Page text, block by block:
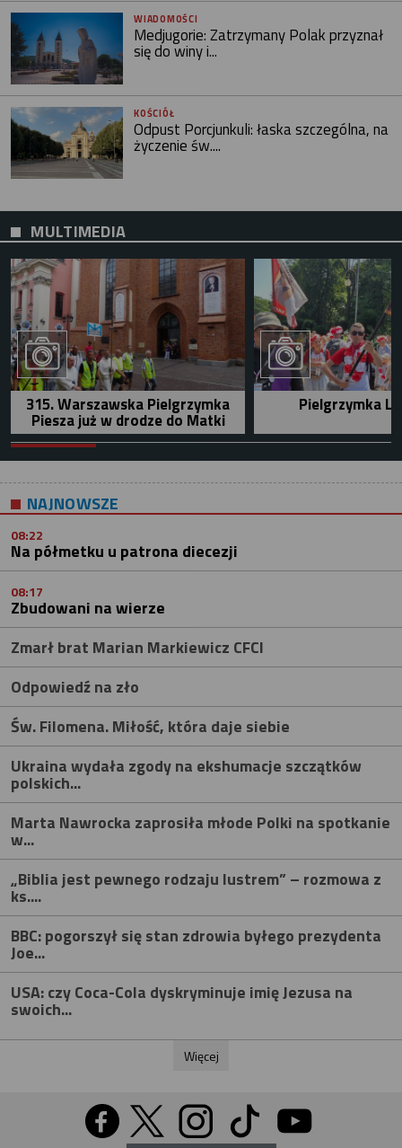
WIADOMOŚCI
Medjugorie: Zatrzymany Polak przyznał
się do winy i...
KOŚCIÓŁ
Odpust Porcjunkuli: łaska szczególna, na
życzenie św....
MULTIMEDIA
315. Warszawska Pielgrzymka
Piesza już w drodze do Matki
Pielgrzymka
NAJNOWSZE
08:22
Na półmetku u patrona diecezji
08:17
Zbudowani na wierze
Zmarł brat Marian Markiewicz CFCI
Odpowiedź na zło
Św. Filomena. Miłość, która daje siebie
Ukraina wydała zgody na ekshumacje szczątków
polskich...
Marta Nawrocka zaprosiła młode Polki na spotkanie
w...
„Biblia jest pewnego rodzaju lustrem” – rozmowa z
ks....
BBC: pogorszył się stan zdrowia byłego prezydenta
Joe...
USA: czy Coca-Cola dyskryminuje imię Jezusa na
swoich...
Więcej